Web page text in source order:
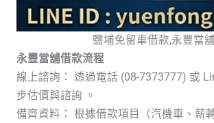
鹽埔免留車借款,永豐當舖
永豐當舖借款流程
線上諮詢： 透過電話 (08-7373777) 或
步估價與諮詢 。
備齊資料： 根據借款項目（汽機車、薪